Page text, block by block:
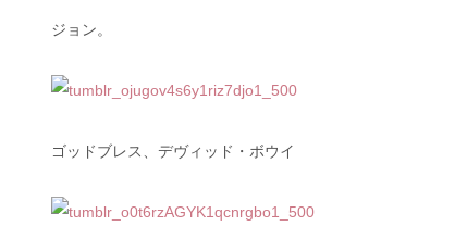
ジョン。
ゴッドブレス、デヴィッド・ボウイ